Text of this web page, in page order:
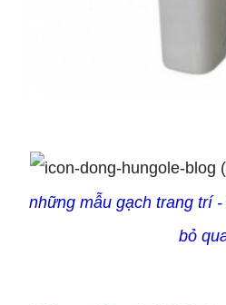
những mẫu gạch trang trí
bỏ